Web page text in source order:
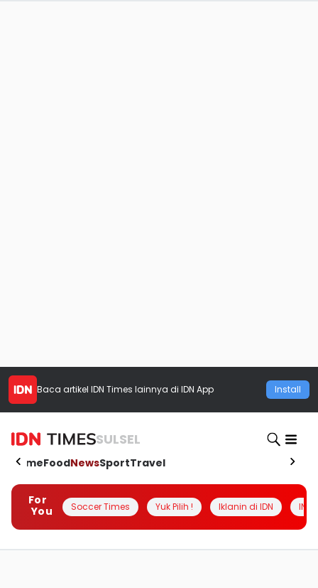
Baca artikel IDN Times lainnya di IDN App Install
SULSEL
HomeFoodNewsSportTravel
For
You
Soccer Times Yuk Pilih ! Iklanin di IDN